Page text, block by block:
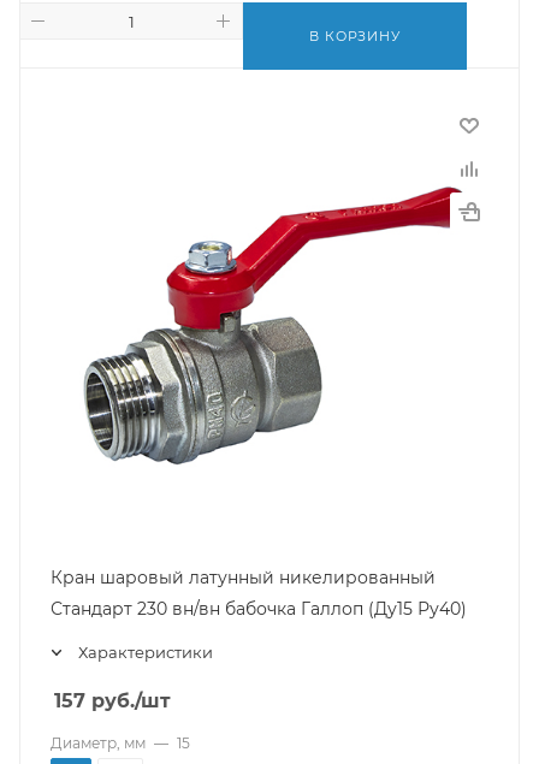
В КОРЗИНУ
Кран шаровый латунный никелированный
Стандарт 230 вн/вн бабочка Галлоп (Ду15 Ру40)
Характеристики
157 руб./шт
Диаметр, мм — 15